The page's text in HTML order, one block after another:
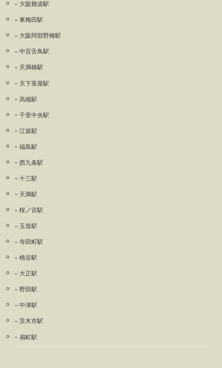
大阪難波駅
東梅田駅
大阪阿部野橋駅
中百舌鳥駅
天満橋駅
天下茶屋駅
高槻駅
千里中央駅
江坂駅
福島駅
西九条駅
十三駅
天満駅
桜ノ宮駅
玉造駅
寺田町駅
桃谷駅
大正駅
野田駅
中津駅
茨木市駅
扇町駅